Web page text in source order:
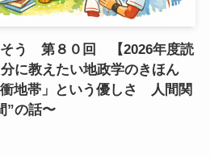
そう 第８０回 【2026年度読
に教えたい地政学のきほん
地帯」という優しさ 人間関
”の話〜